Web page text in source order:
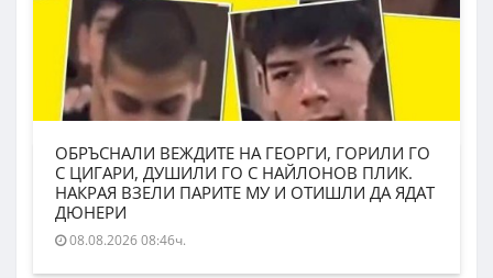
ОБРЪСНАЛИ ВЕЖДИТЕ НА ГЕОРГИ, ГОРИЛИ ГО
С ЦИГАРИ, ДУШИЛИ ГО С НАЙЛОНОВ ПЛИК.
НАКРАЯ ВЗЕЛИ ПАРИТЕ МУ И ОТИШЛИ ДА ЯДАТ
ДЮНЕРИ
08.08.2026 08:46ч.